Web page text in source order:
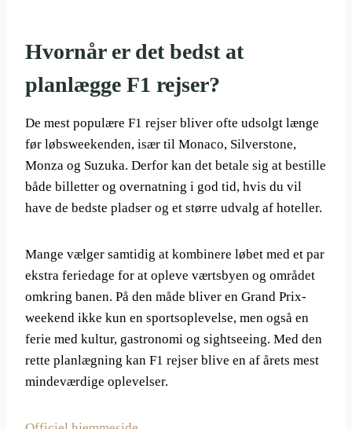
Hvornår er det bedst at
planlægge F1 rejser?
De mest populære F1 rejser bliver ofte udsolgt længe
før løbsweekenden, især til Monaco, Silverstone,
Monza og Suzuka. Derfor kan det betale sig at bestille
både billetter og overnatning i god tid, hvis du vil
have de bedste pladser og et større udvalg af hoteller.
Mange vælger samtidig at kombinere løbet med et par
ekstra feriedage for at opleve værtsbyen og området
omkring banen. På den måde bliver en Grand Prix-
weekend ikke kun en sportsoplevelse, men også en
ferie med kultur, gastronomi og sightseeing. Med den
rette planlægning kan F1 rejser blive en af årets mest
mindeværdige oplevelser.